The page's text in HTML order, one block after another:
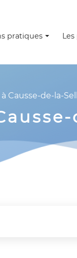
pratiques
Causse-de-la-